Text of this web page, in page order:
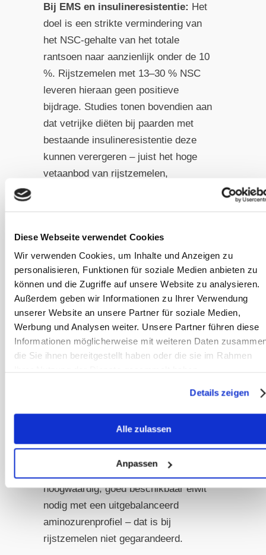
Diese Webseite verwendet Cookies
Wir verwenden Cookies, um Inhalte und Anzeigen zu
personalisieren, Funktionen für soziale Medien anbieten zu
können und die Zugriffe auf unsere Website zu analysieren.
Außerdem geben wir Informationen zu Ihrer Verwendung
unserer Website an unsere Partner für soziale Medien,
Werbung und Analysen weiter. Unsere Partner führen diese
Informationen möglicherweise mit weiteren Daten
die Sie ihnen bereitgestellt haben oder die sie im Rahmen
Details zeigen
Alle zulassen
Anpassen
Bij EMS en insulineresistentie: Het
doel is een strikte vermindering van
het NSC-gehalte van het totale
rantsoen naar aanzienlijk onder de 10
%. Rijstzemelen met 13–30 % NSC
leveren hieraan geen positieve
bijdrage. Studies tonen bovendien aan
dat vetrijke diëten bij paarden met
bestaande insulineresistentie deze
kunnen verergeren – juist het hoge
vetaanbod van rijstzemelen,
Bij PSSM1:Suiker en zetmeel zijn de
belangrijkste veroorzakers van de
pathologische glycogeenopslag in de
spieren. Elke zetmeelhoudende
component in het rantsoen – ook al is
de glycemische index lager dan die
van haver – draagt bij aan de
belasting. PSSM1-paarden zouden
verteerbaar. MIM-paarden hebben
hoogwaardig, goed beschikbaar eiwit
nodig met een uitgebalanceerd
aminozurenprofiel – dat is bij
rijstzemelen niet gegarandeerd.